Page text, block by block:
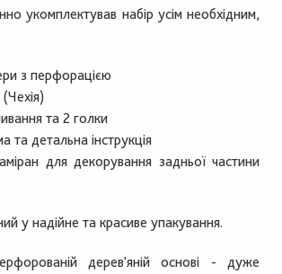
укомплектував набір усім необхідним,
з перфорацією
та 2 голки
та детальна інструкція
для декорування задньої частини
у надійне та красиве упакування.
дерев'яній основі - дуже